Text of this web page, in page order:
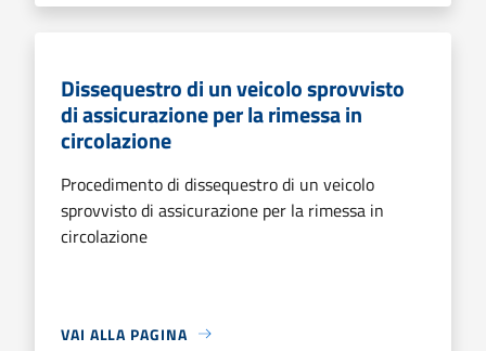
Dissequestro di un veicolo sprovvisto
di assicurazione per la rimessa in
circolazione
Procedimento di dissequestro di un veicolo
sprovvisto di assicurazione per la rimessa in
circolazione
VAI ALLA PAGINA